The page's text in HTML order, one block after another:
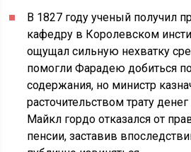
В 1827 году ученый получил
кафедру в Королевском
ощущал сильную нехватку
помогли Фарадею добиться
содержания, но министр
расточительством трату
Майкл гордо отказался от
пенсии, заставив